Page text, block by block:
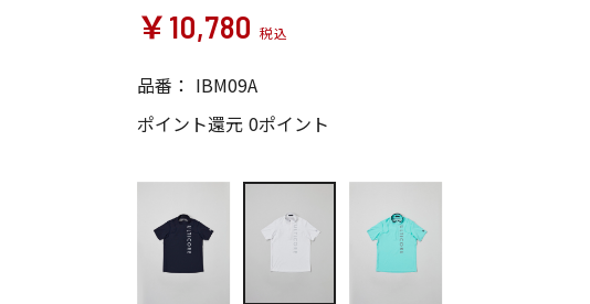
￥10,780
品番： IBM09A
ポイント還元 0ポイント